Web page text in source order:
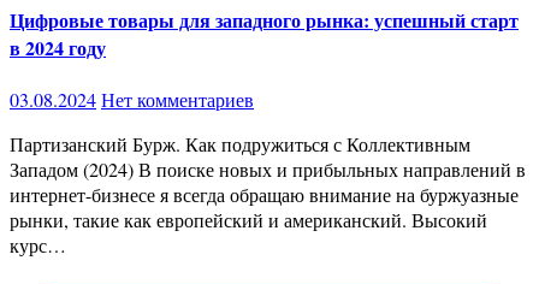
Цифровые товары для западного рынка: успешный старт
в 2024 году
03.08.2024Нет комментариев
Партизанский Бурж. Как подружиться с Коллективным
Западом (2024) В поиске новых и прибыльных направлений в
интернет-бизнесе я всегда обращаю внимание на буржуазные
рынки, такие как европейский и американский. Высокий
курс…